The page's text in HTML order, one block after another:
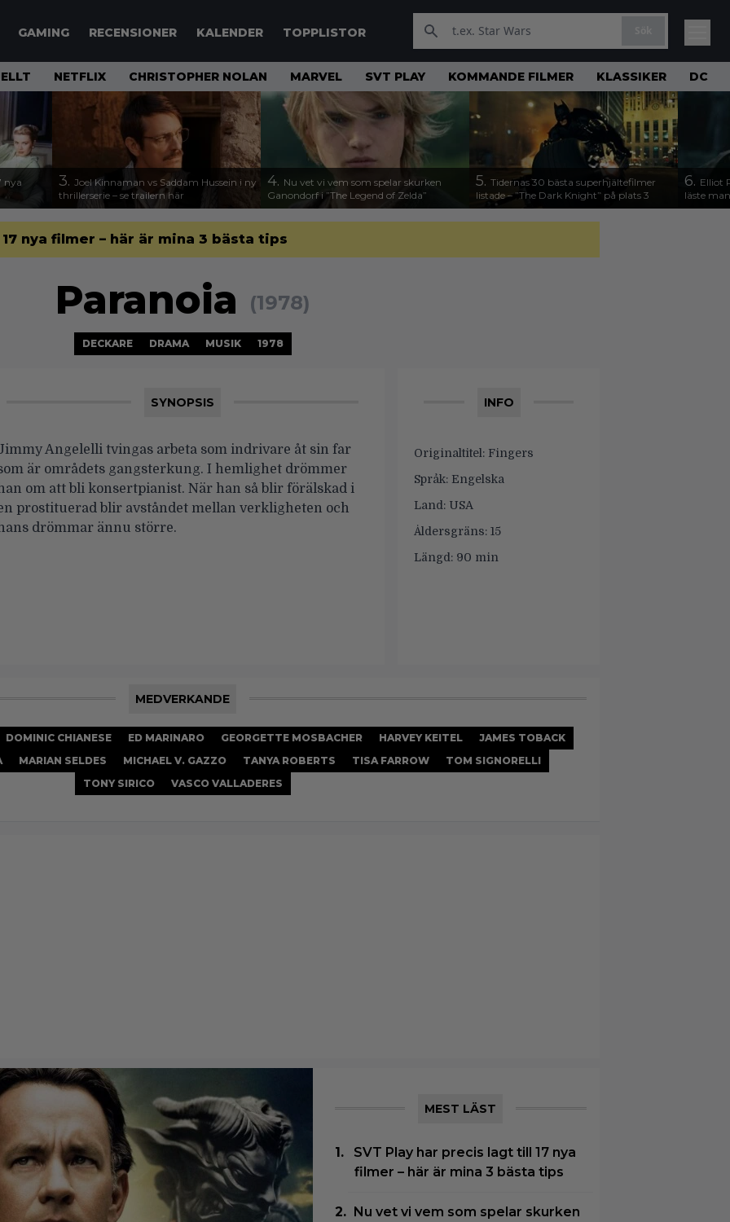
GAMING RECENSIONER KALENDER TOPPLISTOR
NETFLIX CHRISTOPHER NOLAN MARVEL SVT PLAY KOMMANDE FILMER KLASSIKER DC
nya
3. Joel Kinnaman vs Saddam Hussein i ny
thrillerserie – se trailern här
4. Nu vet vi vem som spelar skurken
Ganondorf i ”The Legend of Zelda”
5. Tidernas 30 bästa superhjältefilmer
listade – ”The Dark Knight” på plats 3
6. Elliot
läste
nya filmer – här är mina 3 bästa tips
Paranoia (1978)
DECKARE DRAMA MUSIK 1978
SYNOPSIS
Angelelli tvingas arbeta som indrivare åt sin far
är områdets gangsterkung. I hemlighet drömmer
om att bli konsertpianist. När han så blir förälskad i
prostituerad blir avståndet mellan verkligheten och
drömmar ännu större.
INFO
Originaltitel: Fingers
Språk: Engelska
Land: USA
Åldersgräns: 15
Längd: 90 min
MEDVERKANDE
DOMINIC CHIANESE ED MARINARO GEORGETTE MOSBACHER HARVEY KEITEL
JAMES TOBACK
MARIAN SELDES MICHAEL V. GAZZO TANYA ROBERTS TISA FARROW
TOM SIGNORELLI
TONY SIRICO
VASCO VALLADERES
MEST LÄST
SVT Play har precis lagt till 17 nya
filmer – här är mina 3 bästa tips
Nu vet vi vem som spelar skurken